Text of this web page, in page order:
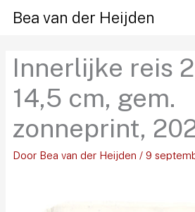
naar
inhoud
Bea van der Heijden
Innerlijke reis
14,5 cm, gem.
zonneprint,
Door Bea van der Heijden / 9